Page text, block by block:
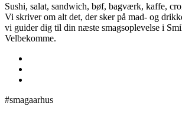
Sushi, salat, sandwich, bøf, bagværk, kaffe,
Vi skriver om alt det, der sker på mad- og
vi guider dig til din næste smagsoplevelse i
Velbekomme.
#smagaarhus